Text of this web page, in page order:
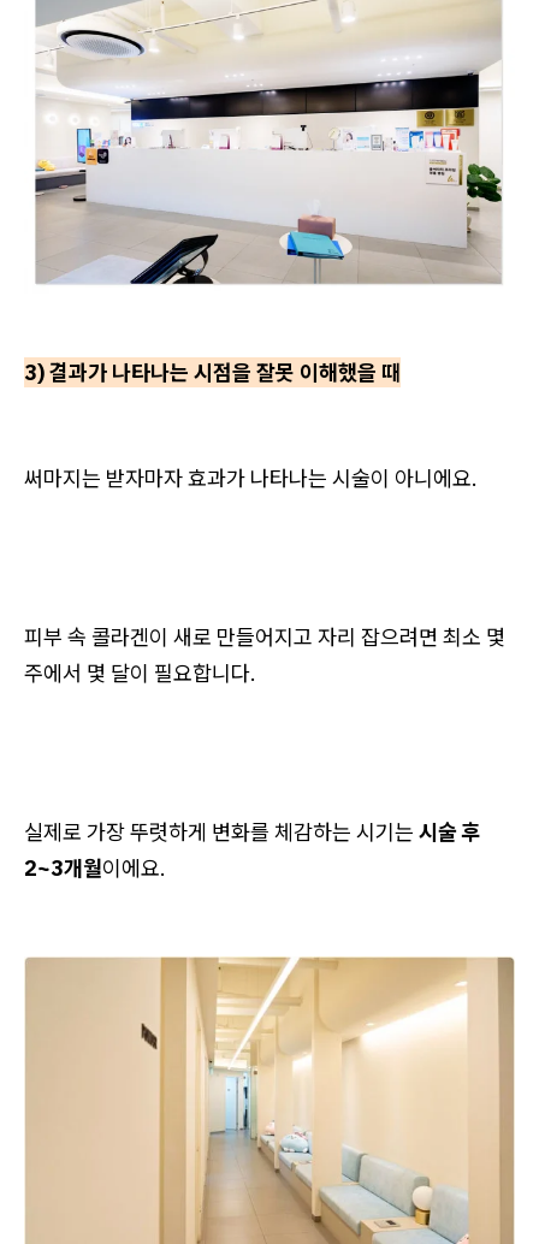
3) 결과가 나타나는 시점을 잘못 이해했을 때
써마지는 받자마자 효과가 나타나는 시술이 아니에요.
피부 속 콜라겐이 새로 만들어지고 자리 잡으려면 최소 몇
주에서 몇 달이 필요합니다.
실제로 가장 뚜렷하게 변화를 체감하는 시기는 시술 후
2~3개월이에요.